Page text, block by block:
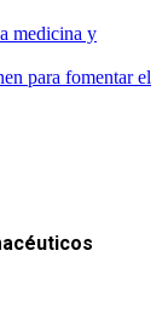
medicina y
para fomentar el